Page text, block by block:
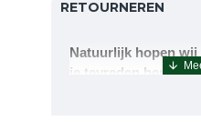
RETOURNEREN
Natuurlijk hopen
je tevreden bent met